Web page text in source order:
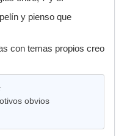
y pienso que
con temas propios creo
obvios